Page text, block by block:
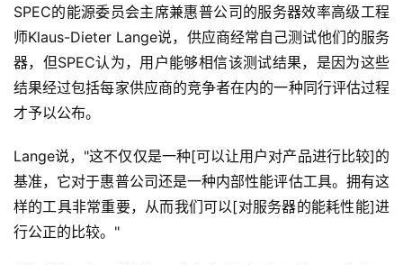
SPEC的能源委员会主席兼惠普公司的服务器效率高级工程
师Klaus-Dieter Lange说，供应商经常自己测试他们的服务
器，但SPEC认为，用户能够相信该测试结果，是因为这些
结果经过包括每家供应商的竞争者在内的一种同行评估过程
才予以公布。
Lange说，"这不仅仅是一种[可以让用户对产品进行比较]的
基准，它对于惠普公司还是一种内部性能评估工具。拥有这
样的工具非常重要，从而我们可以[对服务器的能耗性能]进
行公正的比较。"